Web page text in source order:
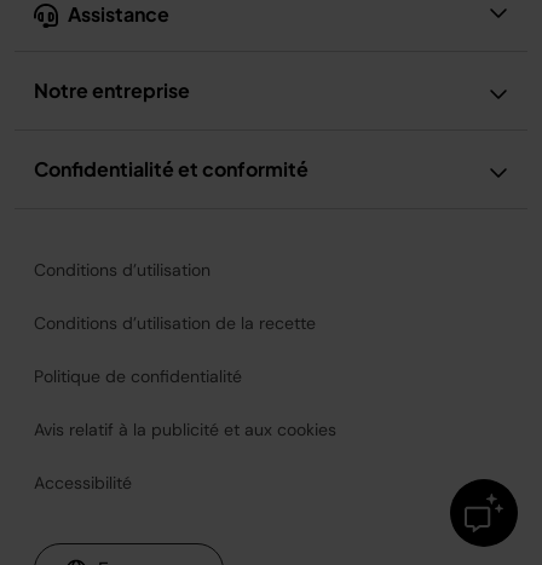
Assistance
Notre entreprise
Confidentialité et conformité
Conditions d’utilisation
Conditions d’utilisation de la recette
Politique de confidentialité
Avis relatif à la publicité et aux cookies
Accessibilité